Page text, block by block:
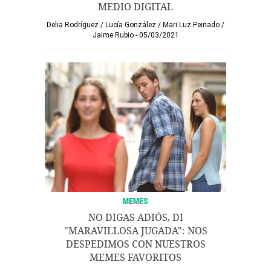
MEDIO DIGITAL
Delia Rodríguez / Lucía González / Mari Luz Peinado /
Jaime Rubio
05/03/2021
MEMES
NO DIGAS ADIÓS, DI
"MARAVILLOSA JUGADA": NOS
DESPEDIMOS CON NUESTROS
MEMES FAVORITOS